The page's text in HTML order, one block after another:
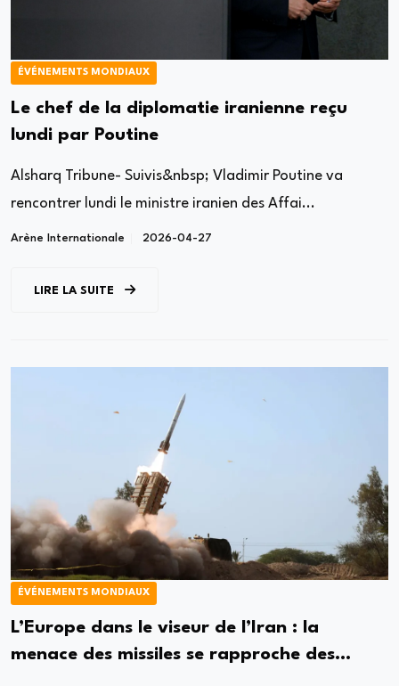
ÉVÉNEMENTS MONDIAUX
Le chef de la diplomatie iranienne reçu
lundi par Poutine
Alsharq Tribune- Suivis&nbsp; Vladimir Poutine va
rencontrer lundi le ministre iranien des Affai...
Arène Internationale 2026-04-27
LIRE LA SUITE
ÉVÉNEMENTS MONDIAUX
L’Europe dans le viseur de l’Iran : la
menace des missiles se rapproche des